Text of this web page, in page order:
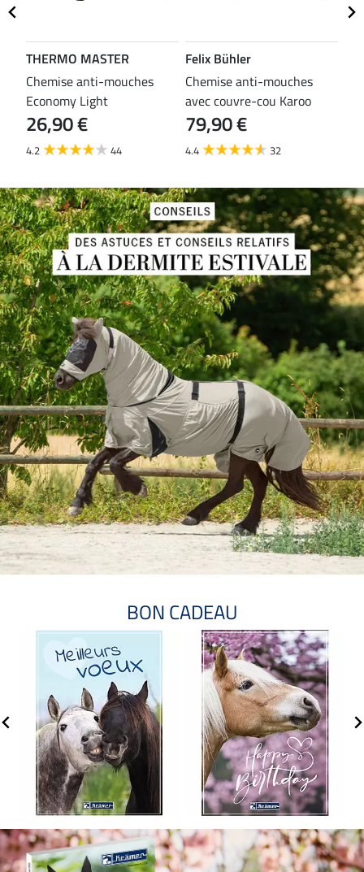
THERMO MASTER
Chemise anti-mouches
Economy Light
26,90 €
4.2 44
Felix Bühler
Chemise anti-mouches
avec couvre-cou Karoo
79,90 €
4.4 32
BON CADEAU